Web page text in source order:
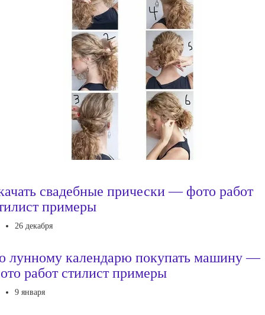
свадебные прически — фото работ
примеры
26 декабря
лунному календарю покупать машину —
работ стилист примеры
9 января